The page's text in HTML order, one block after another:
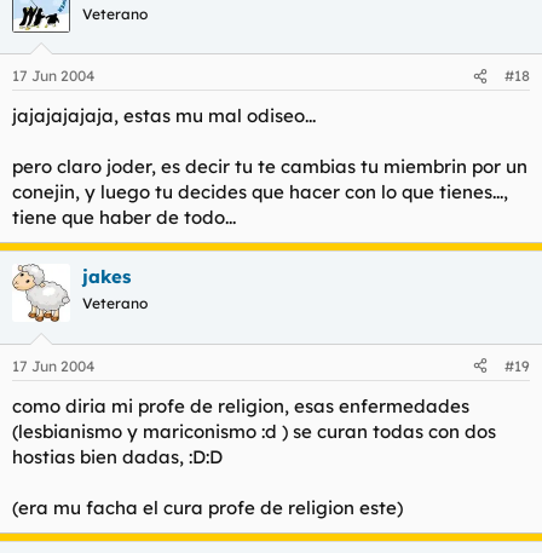
explicamelo con manzanas, es que no me entero....
Veterano
17 Jun 2004 #18
jajajajajaja, estas mu mal odiseo...
pero claro joder, es decir tu te cambias tu miembrin por un
conejin, y luego tu decides que hacer con lo que tienes...,
tiene que haber de todo...
jakes
Veterano
17 Jun 2004 #19
como diria mi profe de religion, esas enfermedades
(lesbianismo y mariconismo :d ) se curan todas con dos
hostias bien dadas, :D:D
(era mu facha el cura profe de religion este)